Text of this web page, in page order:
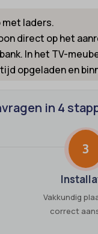
laders.
direct op het
In het TV-
opgeladen en
in 4
3
Vakkundig
correct